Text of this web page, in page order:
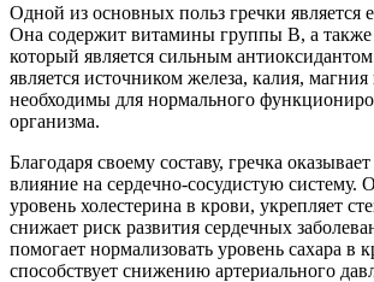
Одной из основных польз гречки является
Она содержит витамины группы В, а
который является сильным
является источником железа, калия,
необходимы для нормального
организма.
Благодаря своему составу, гречка
влияние на сердечно-сосудистую систему.
уровень холестерина в крови, укрепляет
снижает риск развития сердечных
помогает нормализовать уровень сахара в
способствует снижению артериального